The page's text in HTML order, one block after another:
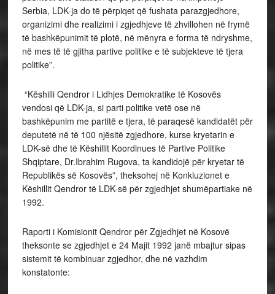
Serbia, LDK-ja do të përpiqet që fushata parazgjedhore,
organizimi dhe realizimi i zgjedhjeve të zhvillohen në frymë
të bashkëpunimit të plotë, në mënyra e forma të ndryshme,
në mes të të gjitha partive politike e të subjekteve të tjera
politike”.
“Këshilli Qendror i Lidhjes Demokratike të Kosovës
vendosi që LDK-ja, si parti politike vetë ose në
bashkëpunim me partitë e tjera, të paraqesë kandidatët për
deputetë në të 100 njësitë zgjedhore, kurse kryetarin e
LDK-së dhe të Këshillit Koordinues të Partive Politike
Shqiptare, Dr.Ibrahim Rugova, ta kandidojë për kryetar të
Republikës së Kosovës”, theksohej në Konkluzionet e
Këshillit Qendror të LDK-së për zgjedhjet shumëpartiake në
1992.
Raporti i Komisionit Qendror për Zgjedhjet në Kosovë
theksonte se zgjedhjet e 24 Majit 1992 janë mbajtur sipas
sistemit të kombinuar zgjedhor, dhe në vazhdim
konstatonte: